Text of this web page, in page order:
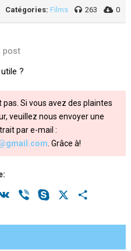
Catégories: Films 263 0
post
?
Si vous avez des plaintes
veuillez nous envoyer une
par e-mail :
. Grâce à!
VK Viber Skype